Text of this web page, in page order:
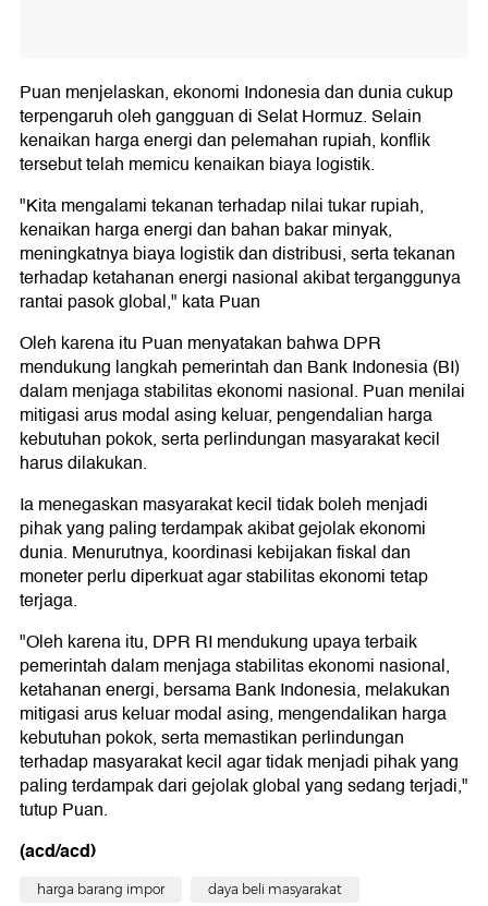
Puan menjelaskan, ekonomi Indonesia dan dunia cukup
terpengaruh oleh gangguan di Selat Hormuz. Selain
kenaikan harga energi dan pelemahan rupiah, konflik
tersebut telah memicu kenaikan biaya logistik.
"Kita mengalami tekanan terhadap nilai tukar rupiah,
kenaikan harga energi dan bahan bakar minyak,
meningkatnya biaya logistik dan distribusi, serta tekanan
terhadap ketahanan energi nasional akibat terganggunya
rantai pasok global," kata Puan
Oleh karena itu Puan menyatakan bahwa DPR
mendukung langkah pemerintah dan Bank Indonesia (BI)
dalam menjaga stabilitas ekonomi nasional. Puan menilai
mitigasi arus modal asing keluar, pengendalian harga
kebutuhan pokok, serta perlindungan masyarakat kecil
harus dilakukan.
Ia menegaskan masyarakat kecil tidak boleh menjadi
pihak yang paling terdampak akibat gejolak ekonomi
dunia. Menurutnya, koordinasi kebijakan fiskal dan
moneter perlu diperkuat agar stabilitas ekonomi tetap
terjaga.
"Oleh karena itu, DPR RI mendukung upaya terbaik
pemerintah dalam menjaga stabilitas ekonomi nasional,
ketahanan energi, bersama Bank Indonesia, melakukan
mitigasi arus keluar modal asing, mengendalikan harga
kebutuhan pokok, serta memastikan perlindungan
terhadap masyarakat kecil agar tidak menjadi pihak yang
paling terdampak dari gejolak global yang sedang terjadi,"
tutup Puan.
(acd/acd)
harga barang impor daya beli masyarakat